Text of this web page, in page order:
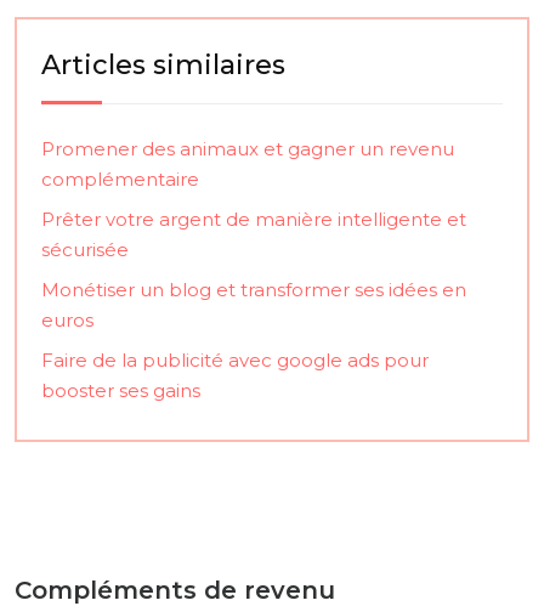
Articles similaires
Promener des animaux et gagner un revenu
complémentaire
Prêter votre argent de manière intelligente et
sécurisée
Monétiser un blog et transformer ses idées en
euros
Faire de la publicité avec google ads pour
booster ses gains
Compléments de revenu